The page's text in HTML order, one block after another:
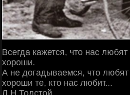
Всегда кажется, что нас
хороши.
А не догадываемся, что любят
хороши те, кто нас любит...
Л.Н.Толстой